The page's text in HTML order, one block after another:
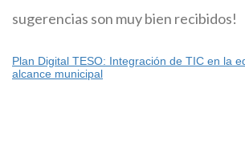
sugerencias son muy bien recibidos!
Plan Digital TESO: Integración de TIC en la
alcance municipal